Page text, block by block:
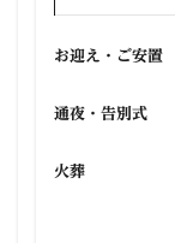
お迎え・ご安置
通夜・告別式
火葬